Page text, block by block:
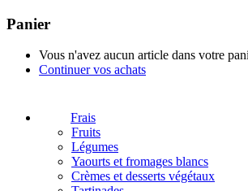
Panier
Vous n'avez aucun article dans votre
Continuer vos achats
Frais
Fruits
Légumes
Yaourts et fromages blancs
Crèmes et desserts végétaux